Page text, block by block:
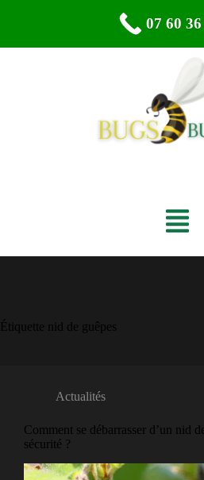
Étiquette nid de guêpes
Actualités
Comment se débarrasser d’un nid
sécurité ?
07 60